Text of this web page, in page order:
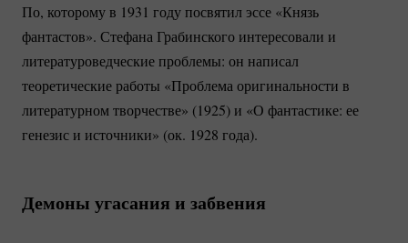
По, которому в 1931 году посвятил эссе «Князь
фантастов». Стефана Грабинского интересовали и
литературоведческие проблемы: он написал
теоретические работы «Проблема оригинальности в
литературном творчестве» (1925) и «О фантастике: ее
генезис и источники» (ок. 1928 года).
Демоны угасания и забвения